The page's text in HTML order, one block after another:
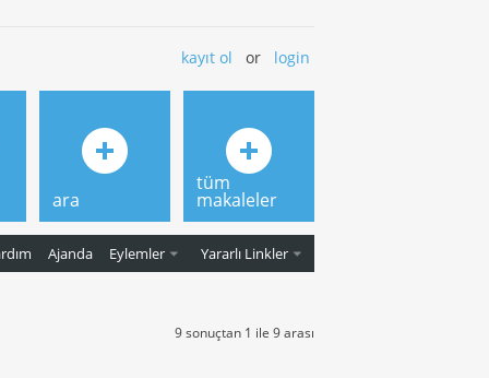
kayıt ol or login
Ajanda Eylemler Yararlı Linkler
ara
tüm
makaleler
9 sonuçtan 1 ile 9 arası